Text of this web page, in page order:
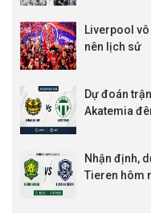
Liverpool
nên lịch sử
Dự đoán
Akatemia
Nhận định,
Tieren hôm